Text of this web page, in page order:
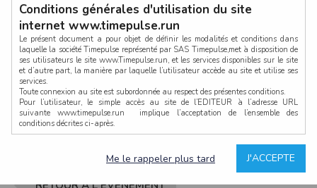
CONNEXION
RETOUR À L'ÉVÈNEMENT
Conditions générales d'utilisation du site
internet www.timepulse.run
Le présent document a pour objet de définir les modalités et conditions dans
laquelle la société Timepulse représenté par SAS Timepulse,met à disposition de
ses utilisateurs le site www.Timepulse.run, et les services disponibles sur le site
et d’autre part, la manière par laquelle l’utilisateur accède au site et utilise ses
services.
Toute connexion au site est subordonnée au respect des présentes conditions.
Pour l’utilisateur, le simple accès au site de l’EDITEUR à l’adresse URL
suivante www.timepulse.run implique l’acceptation de l’ensemble des
conditions décrites ci-après.
La structure générale du site www.timepulse.run, par quelque procédé que ce
soit, sans l'autorisation préalable et par écrit de Fourcherot Mickael et/ou de ses
J'ACCEPTE
Me le rappeler plus tard